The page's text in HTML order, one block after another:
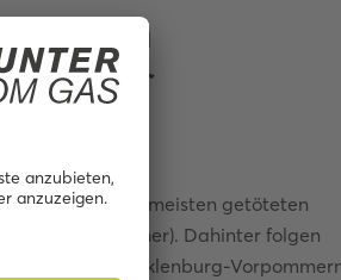
an der
mit den meisten getöteten
Million Einwohner). Dahinter folgen
und Mecklenburg-